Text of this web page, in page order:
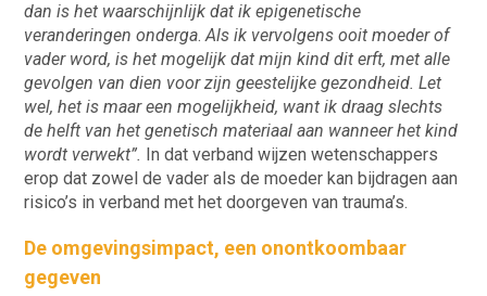
dan is het waarschijnlijk dat ik epigenetische
veranderingen onderga. Als ik vervolgens ooit moeder of
vader word, is het mogelijk dat mijn kind dit erft, met alle
gevolgen van dien voor zijn geestelijke gezondheid. Let
wel, het is maar een mogelijkheid, want ik draag slechts
de helft van het genetisch materiaal aan wanneer het kind
wordt verwekt”. In dat verband wijzen wetenschappers
erop dat zowel de vader als de moeder kan bijdragen aan
risico’s in verband met het doorgeven van trauma’s.
De omgevingsimpact, een onontkoombaar
gegeven